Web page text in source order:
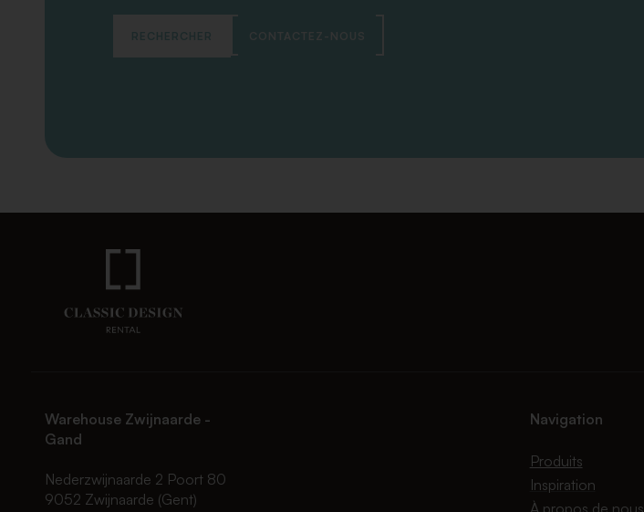
RECHERCHER CONTACTEZ-NOUS
Warehouse Zwijnaarde -
Gand
Nederzwijnaarde 2 Poort 80
9052 Zwijnaarde (Gent)
Navigation
Produits
Inspiration